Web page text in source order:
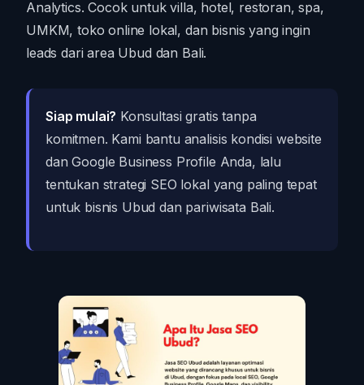
Analytics. Cocok untuk villa, hotel, restoran, spa,
UMKM, toko online lokal, dan bisnis yang ingin
leads dari area Ubud dan Bali.
Siap mulai? Konsultasi gratis tanpa
komitmen. Kami bantu analisis kondisi website
dan Google Business Profile Anda, lalu
tentukan strategi SEO lokal yang paling tepat
untuk bisnis Ubud dan pariwisata Bali.